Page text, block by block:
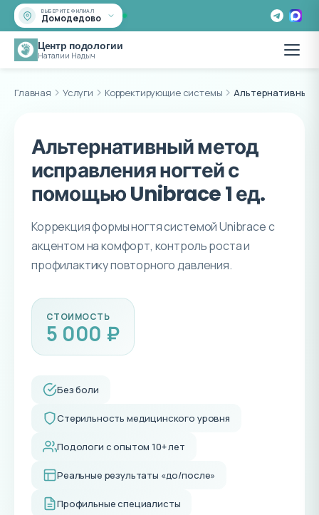
ВЫБЕРИТЕ ФИЛИАЛ
Домодедово
Центр подологии
Наталии Надыч
Главная Услуги Корректирующие системы Альтернативный
Альтернативный метод
исправления ногтей с
помощью Unibrace 1 ед.
Коррекция формы ногтя системой Unibrace с
акцентом на комфорт, контроль роста и
профилактику повторного давления.
СТОИМОСТЬ
5 000 ₽
Без боли
Стерильность медицинского уровня
Подологи с опытом 10+ лет
Реальные результаты «до/после»
Профильные специалисты